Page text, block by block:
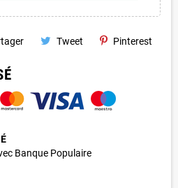
Tweet Pinterest
Banque Populaire